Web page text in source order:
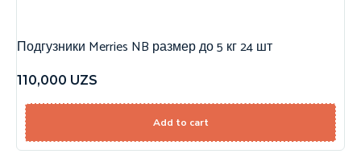
Подгузники Merries NB размер до 5 кг 24 шт
110,000 UZS
Add to cart